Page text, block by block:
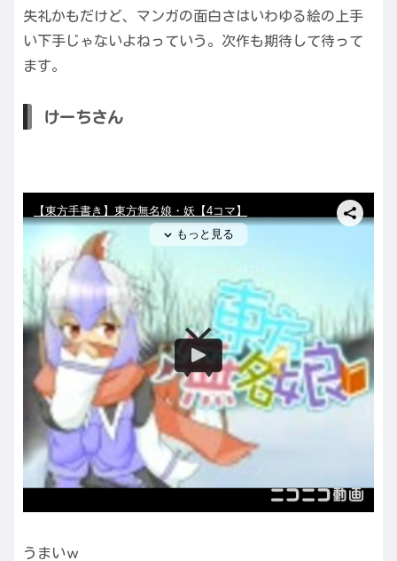
失礼かもだけど、マンガの面白さはいわゆる絵の上手
い下手じゃないよねっていう。次作も期待して待って
ます。
けーちさん
うまいｗ